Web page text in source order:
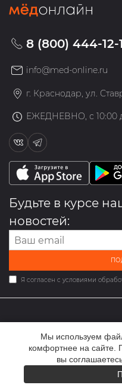
Мы используем
комфортнее на сайте.
вы
8 (800) 444-12-
info@med-online.ru
г. Краснодар, ул.
ЕЖЕДНЕВНО, с 10:00
Будьте в курсе
новостей:
Я согласен с условиями
2026 © Мультибрендовый
online.ru